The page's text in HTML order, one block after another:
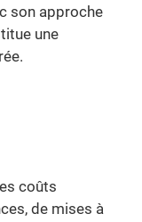
son approche
une
coûts
de mises à